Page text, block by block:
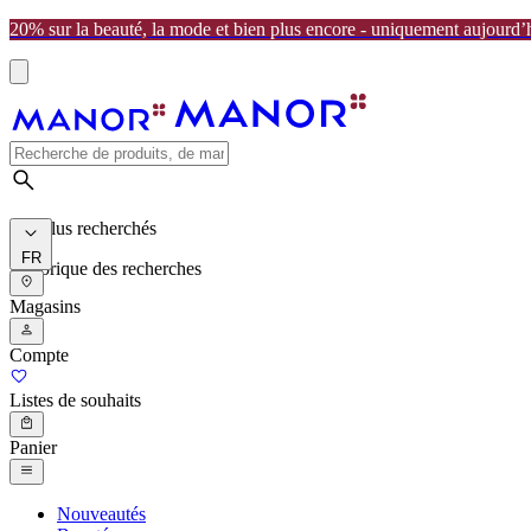
20% sur la beauté, la mode et bien plus encore - uniquement
Les plus recherchés
Historique des recherches
FR
Magasins
Compte
Listes de souhaits
Panier
Nouveautés